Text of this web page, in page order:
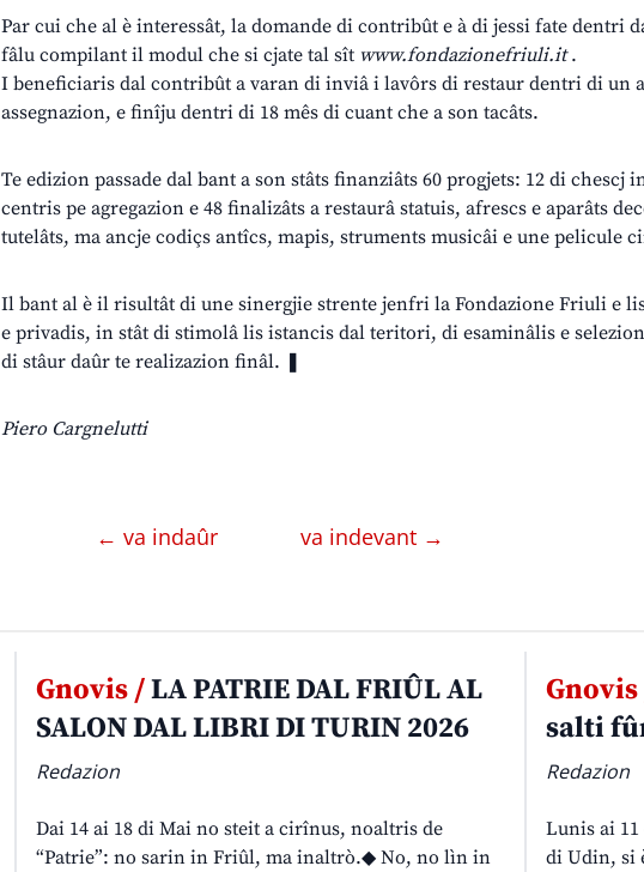
Par cui che al è interessât, la domande di contribût e à di jessi fate dentri
fâlu compilant il modul che si cjate tal sît www.fondazionefriuli.it.
I beneficiaris dal contribût a varan di inviâ i lavôrs di restaur dentri di un
assegnazion, e finîju dentri di 18 mês di cuant che a son tacâts.
Te edizion passade dal bant a son stâts finanziâts 60 progjets: 12 di chescj
centris pe agregazion e 48 finalizâts a restaurâ statuis, afrescs e aparâts
tutelâts, ma ancje codiçs antîcs, mapis, struments musicâi e une pelicule
Il bant al è il risultât di une sinergjie strente jenfri la Fondazione Friuli e
e privadis, in stât di stimolâ lis istancis dal teritori, di esaminâlis e
di stâur daûr te realizazion finâl. ❚
Piero Cargnelutti
← va indaûr va indevant →
Gnovis /LA PATRIE DAL FRIÛL AL
SALON DAL LIBRI DI TURIN 2026
Redazion
Dai 14 ai 18 di Mai no steit a cirînus, noaltris de
“Patrie”: no sarin in Friûl, ma inaltrò.◆ No, no lìn in
salti
Redazion
Lunis ai
di Udin, si